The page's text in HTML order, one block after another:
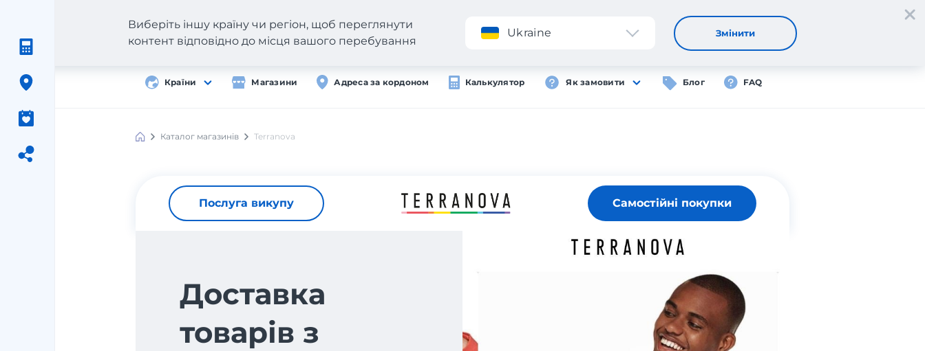
Додаток Реєстрація Вхід
Країни Магазини Адреса за кордоном Калькулятор Як замовити Блог FAQ
Виберіть іншу країну чи регіон, щоб переглянути
контент відповідно до місця вашого перебування
Ukraine Змінити
Каталог магазинів Terranova
Послуга викупу Самостійні покупки
Доставка
товарів з